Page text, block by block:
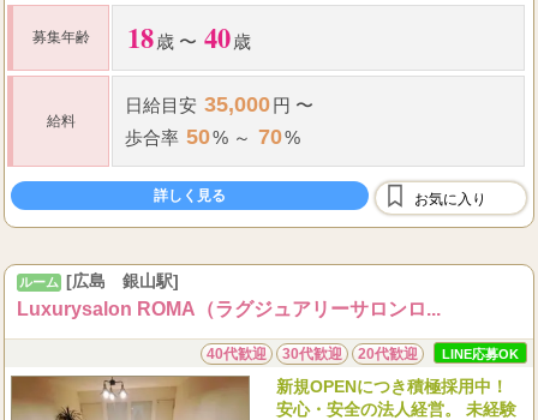
募集年齢 18歳 〜 40歳
給料
日給目安 35,000円 〜
歩合率 50% ～ 70%
詳しく見る お気に入り
ルーム [広島 銀山駅]
Luxurysalon ROMA（ラグジュアリーサロンロ...
40代歓迎 30代歓迎 20代歓迎 LINE応募OK
新規OPENにつき積極採用中！
安心・安全の法人経営。 未経験